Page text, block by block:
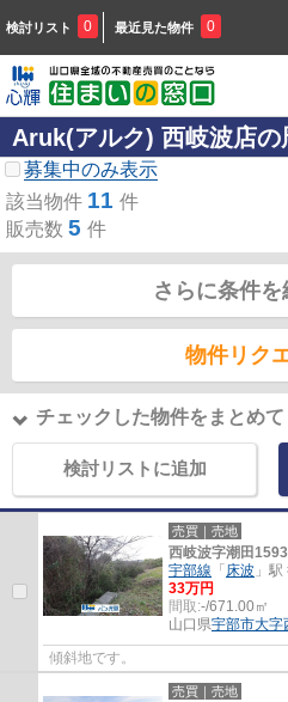
検討リスト 0 最近見た物件 0
Aruk(アルク) 西岐波店の
募集中のみ表示
該当物件 11 件
販売数 5 件
さらに条件
物件リク
チェックした物件をまとめて
検討リストに追加
売買｜売地
西岐波字潮田
宇部線 「 床波 」
33万円
間取:-/671.00㎡
山口県宇部市大字
傾斜地です。
売買｜売地